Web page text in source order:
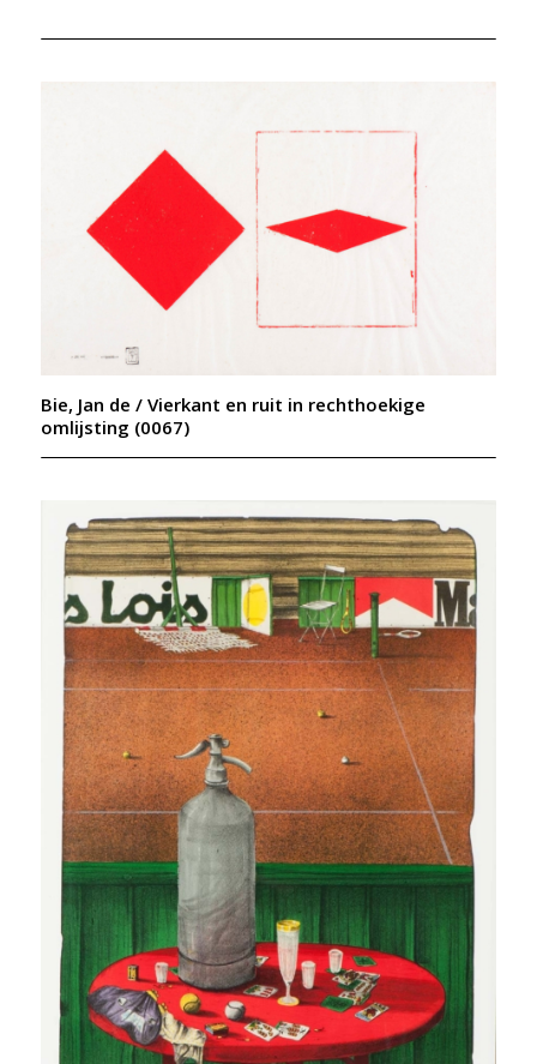
Bie, Jan de / Vierkant en ruit in rechthoekige
omlijsting (0067)